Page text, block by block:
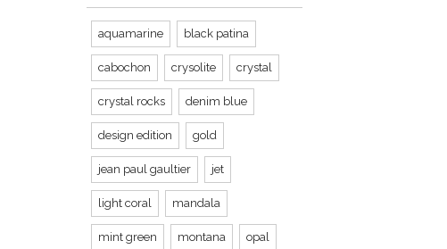
aquamarine black patina
cabochon crysolite crystal
crystal rocks denim blue
design edition gold
jean paul gaultier jet
light coral mandala
mint green montana opal